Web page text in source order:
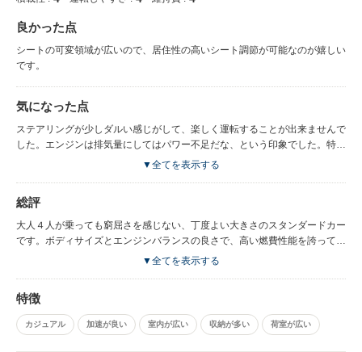
良かった点
シートの可変領域が広いので、居住性の高いシート調節が可能なのが嬉しい
です。
気になった点
ステアリングが少しダルい感じがして、楽しく運転することが出来ませんで
した。エンジンは排気量にしてはパワー不足だな、という印象でした。特に
低速でのトルク感に不満を感じました。
▼全てを表示する
総評
大人４人が乗っても窮屈さを感じない、丁度よい大きさのスタンダードカー
です。ボディサイズとエンジンバランスの良さで、高い燃費性能を誇ってい
▼全てを表示する
特徴
カジュアル 加速が良い 室内が広い 収納が多い 荷室が広い